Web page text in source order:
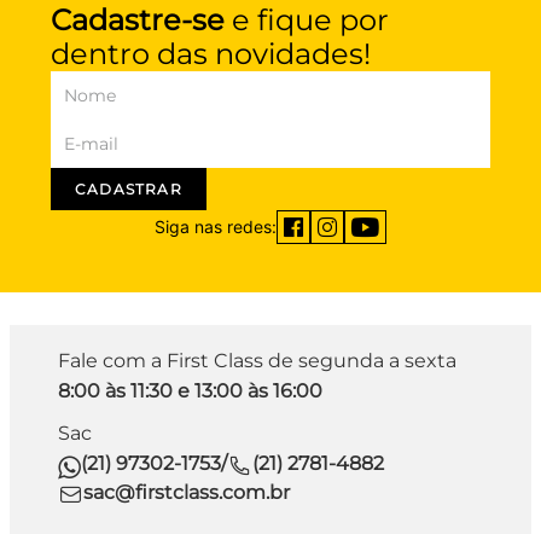
Cadastre-se e fique por
dentro das novidades!
CADASTRAR
Siga nas redes:
Fale com a First Class de segunda a sexta
8:00 às 11:30 e 13:00 às 16:00
Sac
(21) 97302-1753/
(21) 2781-4882
sac@firstclass.com.br